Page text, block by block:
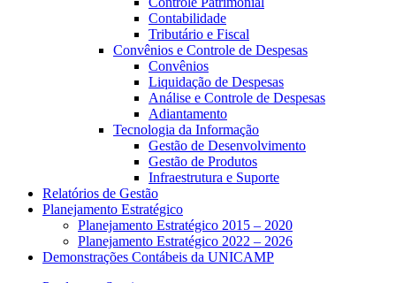
Contabilidade
Tributário e Fiscal
Convênios e Controle de Despesas
Convênios
Liquidação de Despesas
Análise e Controle de Despesas
Adiantamento
Tecnologia da Informação
Gestão de Desenvolvimento
Gestão de Produtos
Infraestrutura e Suporte
Relatórios de Gestão
Planejamento Estratégico
Planejamento Estratégico 2015 – 2020
Planejamento Estratégico 2022 – 2026
Demonstrações Contábeis da UNICAMP